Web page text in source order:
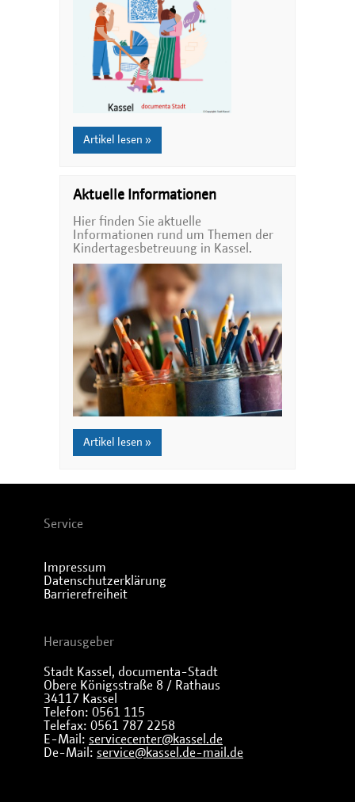
Artikel lesen »
Aktuelle Informationen
Hier finden Sie aktuelle
Informationen rund um Themen der
Kindertagesbetreuung in Kassel.
Artikel lesen »
Service
Impressum
Datenschutzerklärung
Barrierefreiheit
Herausgeber
Stadt Kassel, documenta-Stadt
Obere Königsstraße 8 / Rathaus
34117 Kassel
Telefon: 0561 115
Telefax: 0561 787 2258
E-Mail: servicecenter@kassel.de
De-Mail: service@kassel.de-mail.de